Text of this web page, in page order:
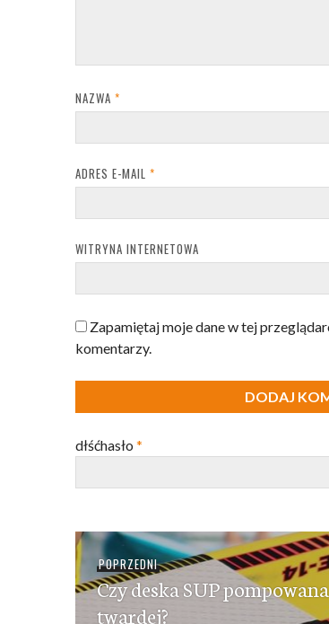
NAZWA *
ADRES E-MAIL *
WITRYNA INTERNETOWA
Zapamiętaj moje dane w tej
komentarzy.
dłśćhasło *
Nawigacja
wpisu
POPRZEDNIPoprzedni
wpis:
Czy deska SUP
twardej?